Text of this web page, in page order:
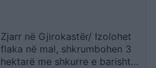
Zjarr në Gjirokastër/ Izolohet
flaka në mal, shkrumbohen 3
hektarë me shkurre e barishte